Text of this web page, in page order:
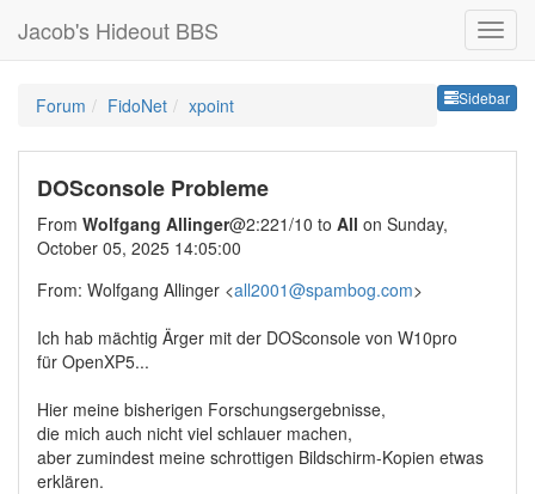
Jacob's Hideout BBS
Sidebar
Forum FidoNet xpoint
DOSconsole Probleme
From Wolfgang Allinger@2:221/10 to All on Sunday,
October 05, 2025 14:05:00
From: Wolfgang Allinger <all2001@spambog.com>
Ich hab mächtig Ärger mit der DOSconsole von W10pro
für OpenXP5...
Hier meine bisherigen Forschungsergebnisse,
die mich auch nicht viel schlauer machen,
aber zumindest meine schrottigen Bildschirm-Kopien etwas
erklären.